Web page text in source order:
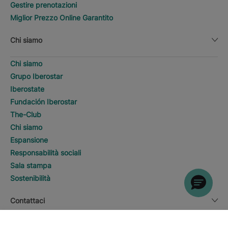
Gestire prenotazioni
Miglior Prezzo Online Garantito
Chi siamo
Chi siamo
Grupo Iberostar
Iberostate
Fundación Iberostar
The-Club
Chi siamo
Espansione
Responsabilità sociali
Sala stampa
Sostenibilità
Contattaci